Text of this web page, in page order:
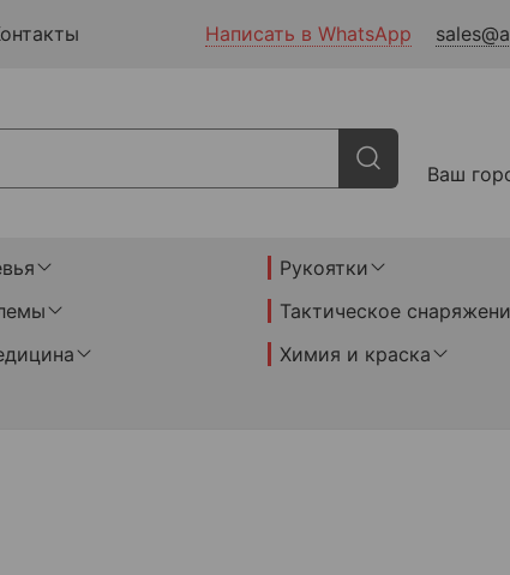
Написать в WhatsApp
Ваш
Рукоятки
Тактическое
Химия и краска